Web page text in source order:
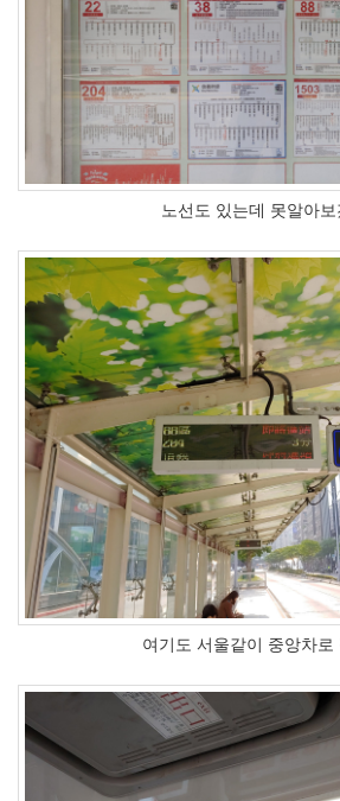
노선도 있는데 못알아보
여기도 서울같이 중앙차로